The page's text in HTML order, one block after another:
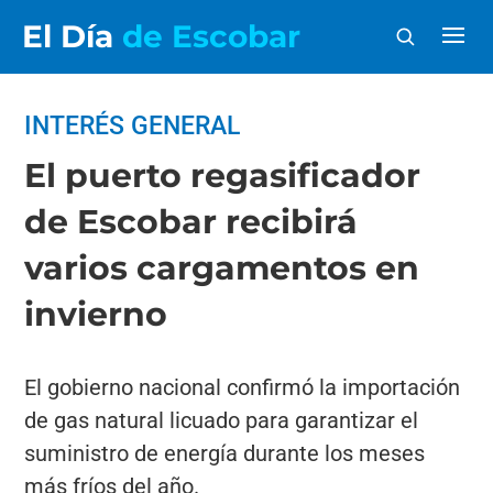
El Día de Escobar
INTERÉS GENERAL
El puerto regasificador
de Escobar recibirá
varios cargamentos en
invierno
El gobierno nacional confirmó la importación
de gas natural licuado para garantizar el
suministro de energía durante los meses
más fríos del año.